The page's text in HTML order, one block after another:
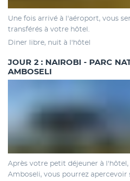
Une fois arrivé à l'aéroport, vous
transférés à votre hôtel.
Diner libre, nuit à l'hôtel
JOUR 2 : NAIROBI - PARC
AMBOSELI
Après votre petit déjeuner à
Amboseli, vous pourrez apercevoir